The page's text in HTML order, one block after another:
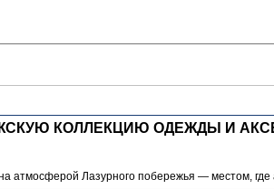
КОЛЛЕКЦИЮ ОДЕЖДЫ И
атмосферой Лазурного побережья — местом,